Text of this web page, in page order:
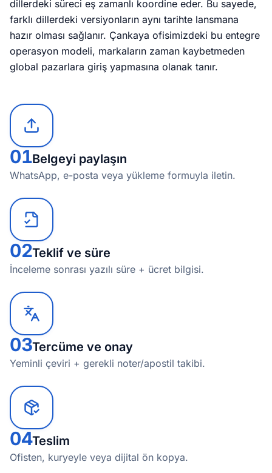
dillerdeki süreci eş zamanlı koordine eder. Bu sayede,
farklı dillerdeki versiyonların aynı tarihte lansmana
hazır olması sağlanır. Çankaya ofisimizdeki bu entegre
operasyon modeli, markaların zaman kaybetmeden
global pazarlara giriş yapmasına olanak tanır.
01Belgeyi paylaşın
WhatsApp, e-posta veya yükleme formuyla iletin.
02Teklif ve süre
İnceleme sonrası yazılı süre + ücret bilgisi.
03Tercüme ve onay
Yeminli çeviri + gerekli noter/apostil takibi.
04Teslim
Ofisten, kuryeyle veya dijital ön kopya.